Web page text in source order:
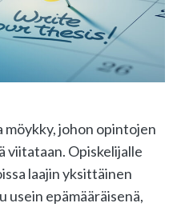
möykky, johon opintojen
viitataan. Opiskelijalle
laajin yksittäinen
usein epämääräisenä,